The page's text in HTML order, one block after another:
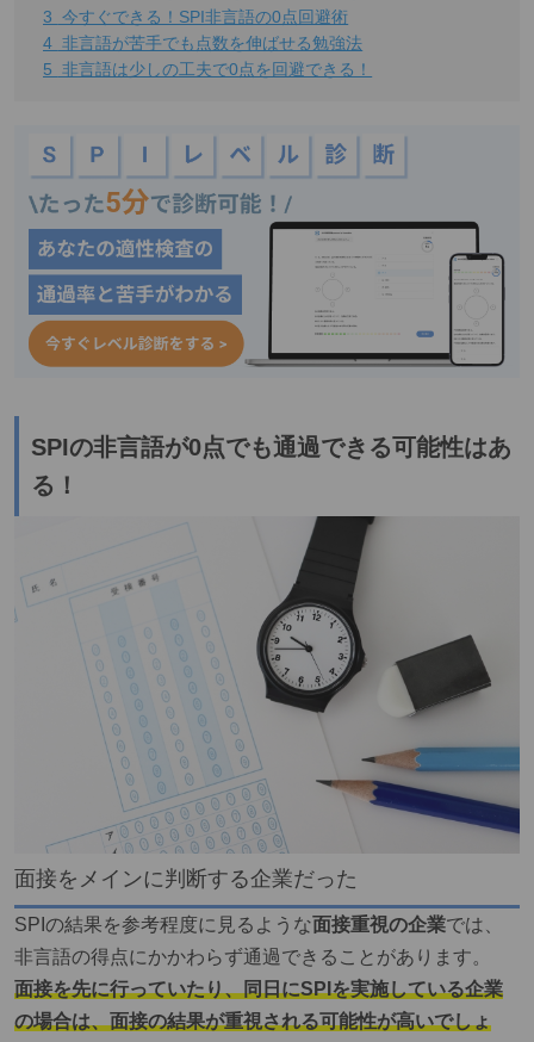
3 今すぐできる！SPI非言語の0点回避術
4 非言語が苦手でも点数を伸ばせる勉強法
5 非言語は少しの工夫で0点を回避できる！
SPIの非言語が0点でも通過できる可能性はあ
る！
面接をメインに判断する企業だった
SPIの結果を参考程度に見るような面接重視の企業では、
非言語の得点にかかわらず通過できることがあります。
面接を先に行っていたり、同日にSPIを実施している企業
の場合は、面接の結果が重視される可能性が高いでしょ